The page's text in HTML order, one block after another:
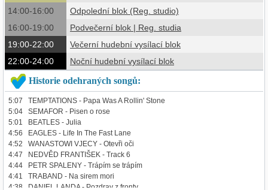
14:00-16:00
Odpolední blok (Reg. studio)
16:00-19:00
Podvečerní blok | Reg. studia
19:00-22:00
Večerní hudební vysílací blok
22:00-24:00
Noční hudební vysílací blok
Historie odehraných songů:
5:07 TEMPTATIONS - Papa Was A Rollin' Stone
5:04 SEMAFOR - Pisen o rose
5:01 BEATLES - Julia
4:56 EAGLES - Life In The Fast Lane
4:52 WANASTOWI VJECY - Otevři oči
4:47 NEDVĚD FRANTIŠEK - Track 6
4:44 PETR SPALENY - Trápím se trápím
4:41 TRABAND - Na sirem mori
4:38 DANIEL LANDA - Pozdrav z fronty